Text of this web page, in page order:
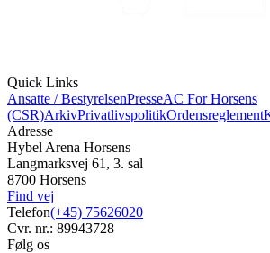
Quick Links
Ansatte / BestyrelsenPresseAC For Horsens
(CSR)ArkivPrivatlivspolitikOrdensreglement
Adresse
Hybel Arena Horsens
Langmarksvej 61, 3. sal
8700 Horsens
Find vej
Telefon(+45) 75626020
Cvr. nr.: 89943728
Følg os